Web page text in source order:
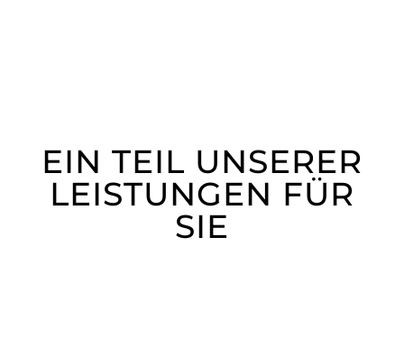
EIN TEIL UNSERER
LEISTUNGEN FÜR
SIE